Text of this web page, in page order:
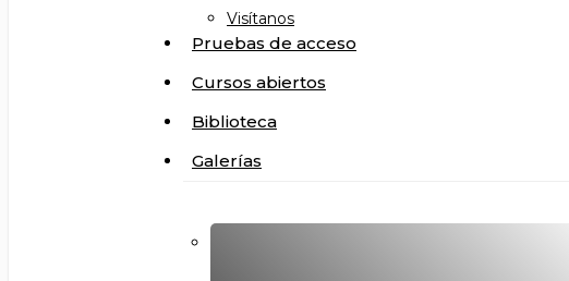
Visítanos
Pruebas de acceso
Cursos abiertos
Biblioteca
Galerías